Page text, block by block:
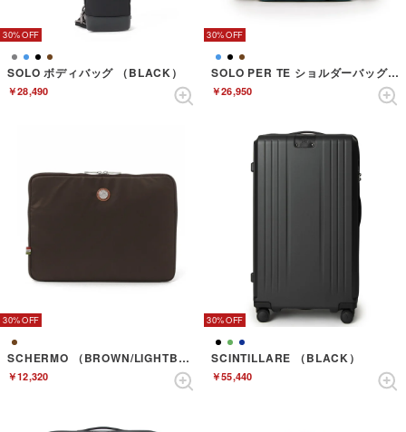
30%
SOLO ボディバッグ （BLACK）
￥28,490
30%
SOLO PER TE ショルダーバッグ （SEABLUE）
￥26,950
30%
SCHERMO （BROWN/LIGHTBROWN）
￥12,320
30%
SCINTILLARE （BLACK）
￥55,440